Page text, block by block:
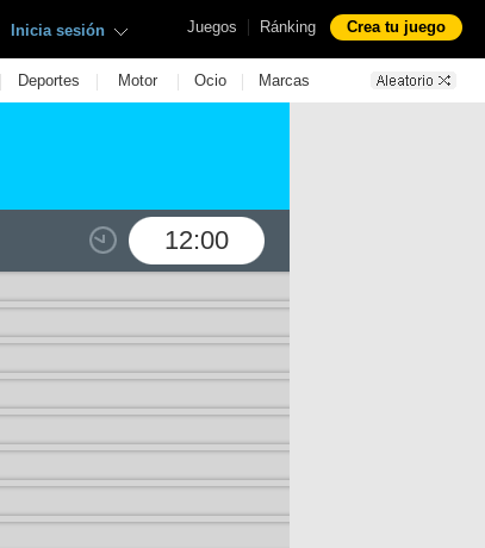
Juegos | Ránking Crea tu juego
Inicia sesión
| Deportes | Motor | Ocio | Marcas
12:00